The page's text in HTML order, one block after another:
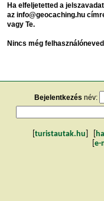
Ha elfeljetetted a
az info@geocaching.hu
vagy Te.
Nincs még
Bejelentkezés név:
turistautak.hu
e-